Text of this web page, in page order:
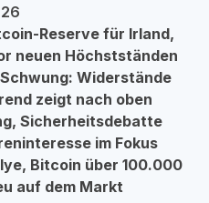
Reserve für Irland,
neuen Höchstständen
Widerstände
zeigt nach oben
Sicherheitsdebatte
im Fokus
Bitcoin über 100.000
auf dem Markt